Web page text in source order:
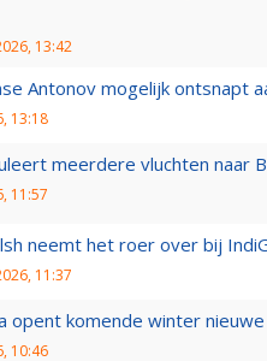
13:42
Antonov mogelijk ontsnapt
13:18
meerdere vluchten naar
11:57
neemt het roer over bij
11:37
opent komende winter
10:46